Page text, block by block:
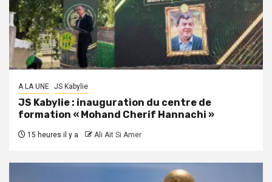
A LA UNE JS Kabylie
JS Kabylie : inauguration du centre de
formation « Mohand Cherif Hannachi »
15 heures il y a Ali Ait Si Amer